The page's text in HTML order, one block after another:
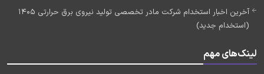
آخرین اخبار استخدام شرکت مادر تخصصی تولید نیروی برق حرارتی 1405
(استخدام جدید)
لینک‌های مهم